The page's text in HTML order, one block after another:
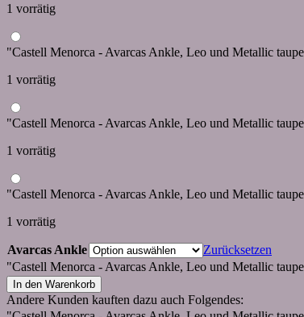
1 vorrätig
"Castell Menorca - Avarcas Ankle, Leo und Metallic
1 vorrätig
"Castell Menorca - Avarcas Ankle, Leo und Metallic
1 vorrätig
"Castell Menorca - Avarcas Ankle, Leo und Metallic
1 vorrätig
Avarcas Ankle
Zurücksetzen
"Castell Menorca - Avarcas Ankle, Leo und Metallic
In den Warenkorb
Andere Kunden kauften dazu auch Folgendes: